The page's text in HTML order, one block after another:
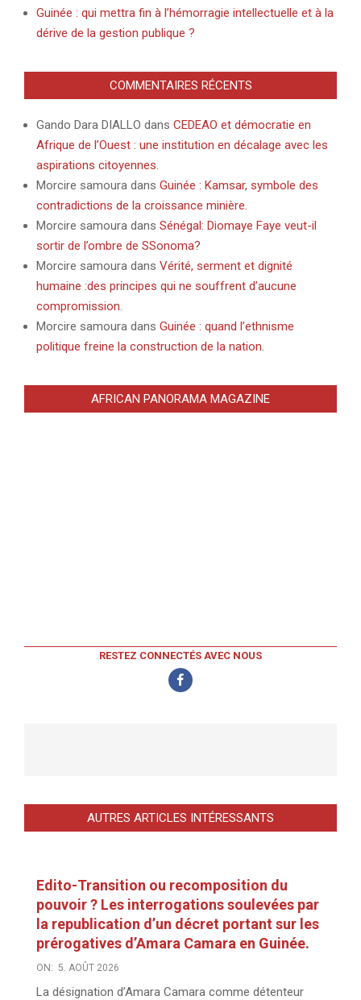
Guinée : qui mettra fin à l’hémorragie intellectuelle et à la
dérive de la gestion publique ?
COMMENTAIRES RÉCENTS
Gando Dara DIALLO dans CEDEAO et démocratie en
Afrique de l’Ouest : une institution en décalage avec les
aspirations citoyennes.
Morcire samoura dans Guinée : Kamsar, symbole des
contradictions de la croissance minière.
Morcire samoura dans Sénégal: Diomaye Faye veut-il
sortir de l’ombre de SSonoma?
Morcire samoura dans Vérité, serment et dignité
humaine :des principes qui ne souffrent d’aucune
compromission.
Morcire samoura dans Guinée : quand l’ethnisme
politique freine la construction de la nation.
AFRICAN PANORAMA MAGAZINE
RESTEZ CONNECTÉS AVEC NOUS
AUTRES ARTICLES INTÉRESSANTS
Edito-Transition ou recomposition du
pouvoir ? Les interrogations soulevées par
la republication d’un décret portant sur les
prérogatives d’Amara Camara en Guinée.
ON: 5. AOÛT 2026
La désignation d’Amara Camara comme détenteur